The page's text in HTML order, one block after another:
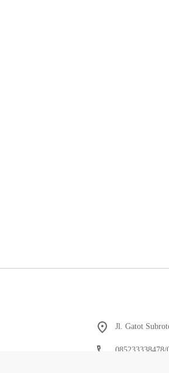
Jl. Gatot
085233338478/